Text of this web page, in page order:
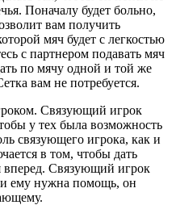
Поначалу будет больно,
вам получить
мяч будет с легкостью
с партнером подавать мяч
по мячу одной и той же
вам не потребуется.
Связующий игрок
у тех была возможность
связующего игрока, как и
в том, чтобы дать
вперед. Связующий игрок
ему нужна помощь, он